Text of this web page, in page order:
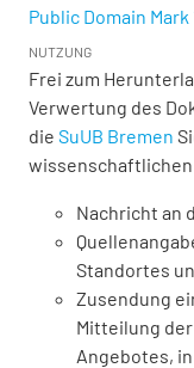
Public Domain Mark
NUTZUNG
Frei zum
Verwertung des
die SuUB Bremen
Nachricht an
Standortes
Zusendung
Mitteilung
Angebotes,